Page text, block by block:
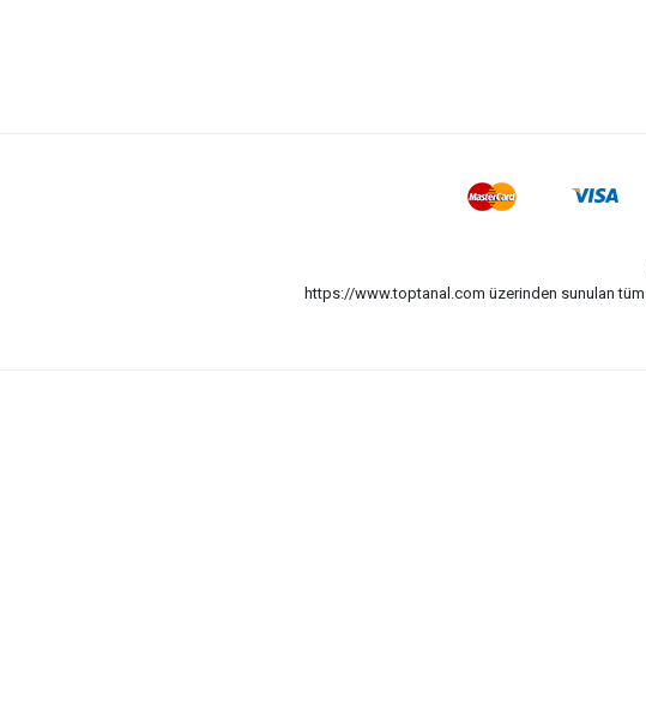
https://www.toptanal.com üzerinden sunulan